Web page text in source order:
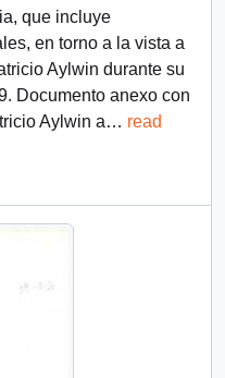
que incluye
en torno a la vista a
Aylwin durante su
Documento anexo con
Aylwin a… read